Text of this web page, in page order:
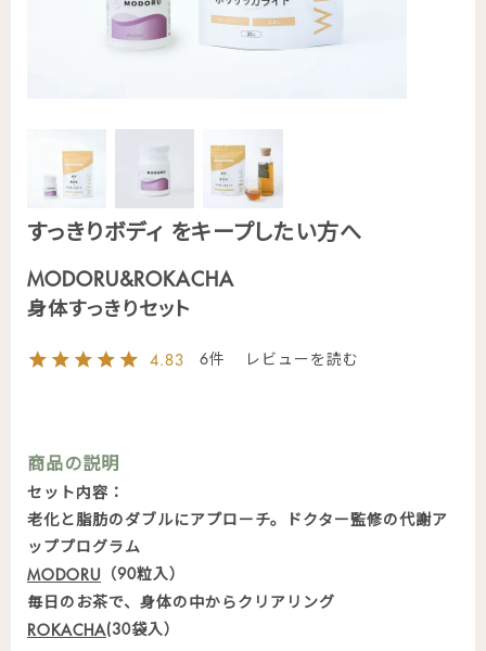
すっきりボディ をキープしたい方へ
MODORU&ROKACHA
身体すっきりセット
4.83 6
商品の説明
セット内容：
老化と脂肪のダブルにアプローチ。ドクター監修の代謝ア
ッププログラム
MODORU （90粒入）
毎日のお茶で、身体の中からクリアリング
ROKACHA(30袋入）